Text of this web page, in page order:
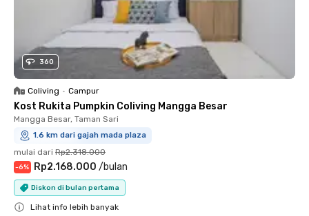
360
Coliving • Campur
Kost Rukita Pumpkin Coliving Mangga Besar
Mangga Besar, Taman Sari
1.6 km dari gajah mada plaza
mulai dari Rp2.318.000
-6% Rp2.168.000 /bulan
Diskon di bulan pertama
Lihat info lebih banyak